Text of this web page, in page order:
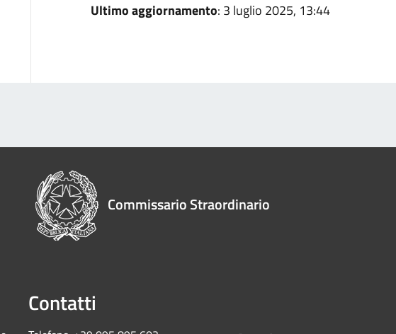
Ultimo aggiornamento: 3 luglio 2025, 13:44
Commissario Straordinario
Contatti